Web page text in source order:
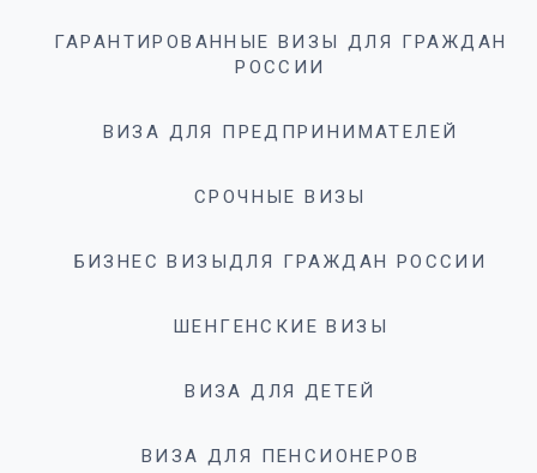
ГАРАНТИРОВАННЫЕ ВИЗЫ ДЛЯ ГРАЖДАН
РОССИИ
ВИЗА ДЛЯ ПРЕДПРИНИМАТЕЛЕЙ
СРОЧНЫЕ ВИЗЫ
БИЗНЕС ВИЗЫДЛЯ ГРАЖДАН РОССИИ
ШЕНГЕНСКИЕ ВИЗЫ
ВИЗА ДЛЯ ДЕТЕЙ
ВИЗА ДЛЯ ПЕНСИОНЕРОВ